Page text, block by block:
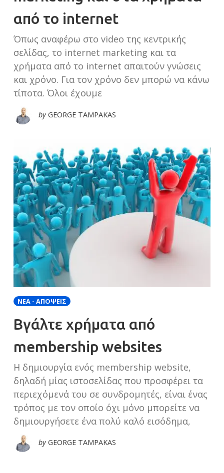
από το internet
Όπως αναφέρω στο video της κεντρικής
σελίδας, το internet marketing και τα
χρήματα από το internet απαιτούν γνώσεις
και χρόνο. Για τον χρόνο δεν μπορώ να κάνω
τίποτα. Όλοι έχουμε
by GEORGE TAMPAKAS
ΝΈΑ - ΑΠΌΨΕΙΣ
Βγάλτε χρήματα από
membership websites
Η δημιουργία ενός membership website,
δηλαδή μίας ιστοσελίδας που προσφέρει τα
περιεχόμενά του σε συνδρομητές, είναι ένας
τρόπος με τον οποίο όχι μόνο μπορείτε να
δημιουργήσετε ένα πολύ καλό εισόδημα,
by GEORGE TAMPAKAS